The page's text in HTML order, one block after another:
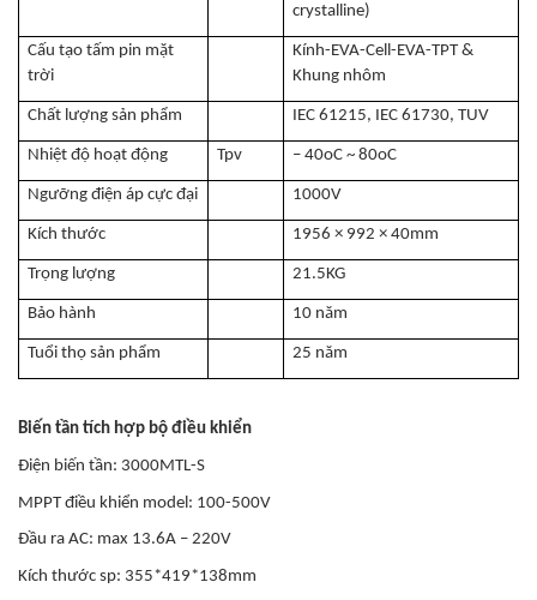
crystalline)
Cấu tạo tấm pin mặt
trời
Kính-EVA-Cell-EVA-TPT &
Khung nhôm
Chất lượng sản phẩm IEC 61215, IEC 61730, TUV
Nhiệt độ hoạt động Tpv – 40oC ~ 80oC
Ngưỡng điện áp cực đại 1000V
Kích thước 1956 × 992 × 40mm
Trọng lượng 21.5KG
Bảo hành 10 năm
Tuổi thọ sản phẩm 25 năm
Biến tần tích hợp bộ điều khiển
Điện biến tần: 3000MTL-S
MPPT điều khiển model: 100-500V
Đầu ra AC: max 13.6A – 220V
Kích thước sp: 355*419*138mm